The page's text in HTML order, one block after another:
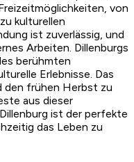
von
kulturellen
ist zuverlässig, und
Arbeiten. Dillenburgs
berühmten
Erlebnisse. Das
den frühen Herbst zu
aus dieser
ist der perfekte
das Leben zu